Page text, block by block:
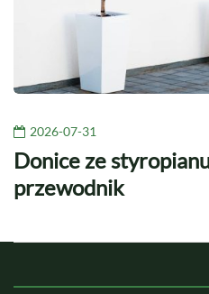
2026-07-31
Donice ze
przewodnik